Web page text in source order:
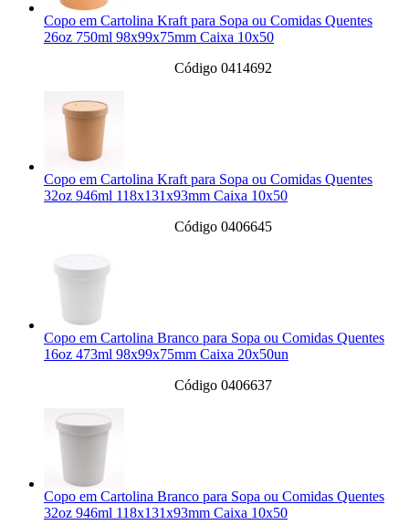
Copo em Cartolina Kraft para Sopa ou Comidas Quentes
26oz 750ml 98x99x75mm Caixa 10x50
Código 0414692
Copo em Cartolina Kraft para Sopa ou Comidas Quentes
32oz 946ml 118x131x93mm Caixa 10x50
Código 0406645
Copo em Cartolina Branco para Sopa ou Comidas Quentes
16oz 473ml 98x99x75mm Caixa 20x50un
Código 0406637
Copo em Cartolina Branco para Sopa ou Comidas Quentes
32oz 946ml 118x131x93mm Caixa 10x50